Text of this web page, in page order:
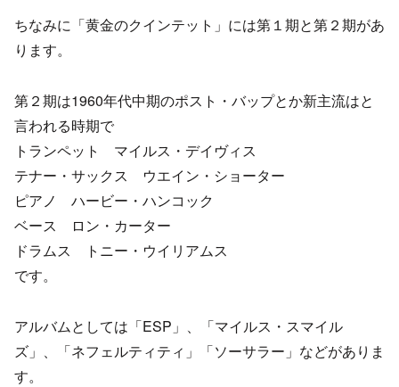
ちなみに「黄金のクインテット」には第１期と第２期があ
ります。
第２期は1960年代中期のポスト・バップとか新主流はと
言われる時期で
トランペット マイルス・デイヴィス
テナー・サックス ウエイン・ショーター
ピアノ ハービー・ハンコック
ベース ロン・カーター
ドラムス トニー・ウイリアムス
です。
アルバムとしては「ESP」、「マイルス・スマイル
ズ」、「ネフェルティティ」「ソーサラー」などがありま
す。